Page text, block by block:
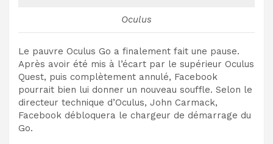
Oculus
Le pauvre Oculus Go a finalement fait une pause.
Après avoir été mis à l’écart par le supérieur Oculus
Quest, puis complètement annulé, Facebook
pourrait bien lui donner un nouveau souffle. Selon le
directeur technique d’Oculus, John Carmack,
Facebook débloquera le chargeur de démarrage du
Go.